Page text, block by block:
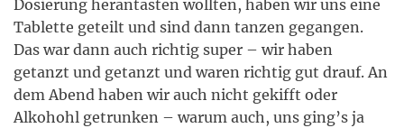
Dosierung herantasten wollten, haben wir uns eine
Tablette geteilt und sind dann tanzen gegangen.
Das war dann auch richtig super – wir haben
getanzt und getanzt und waren richtig gut drauf. An
dem Abend haben wir auch nicht gekifft oder
Alkohohl getrunken – warum auch, uns ging’s ja